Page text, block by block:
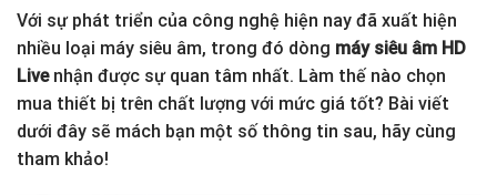
Với sự phát triển của công nghệ hiện nay đã xuất hiện
nhiều loại máy siêu âm, trong đó dòng máy siêu âm HD
Livenhận được sự quan tâm nhất. Làm thế nào chọn
mua thiết bị trên chất lượng với mức giá tốt? Bài viết
dưới đây sẽ mách bạn một số thông tin sau, hãy cùng
tham khảo!